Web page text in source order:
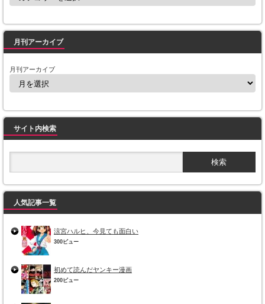
月刊アーカイブ
月刊アーカイブ
サイト内検索
人気記事一覧
涼宮ハルヒ、今見ても面白い
300ビュー
初めて読んだヤンキー漫画
200ビュー